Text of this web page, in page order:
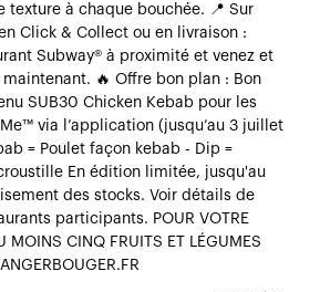
texture à chaque bouchée. 📍 Sur
Click & Collect ou en livraison :
Subway® à proximité et venez et
maintenant. 🔥 Offre bon plan : Bon
SUB30 Chicken Kebab pour les
via l’application (jusqu’au 3 juillet
= Poulet façon kebab - Dip =
En édition limitée, jusqu'au
des stocks. Voir détails de
participants. POUR VOTRE
MOINS CINQ FRUITS ET LÉGUMES